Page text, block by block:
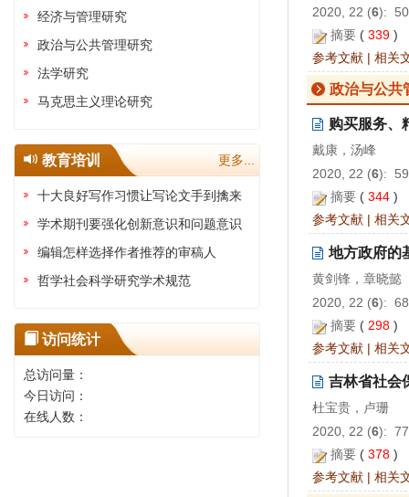
2020, 22 (6):
摘要 ( 339 )
参考文献 | 相关
政治与公共
购买服务、
戴康，汤峰
2020, 22 (6):
摘要 ( 344 )
参考文献 | 相关
地方政府的
黄剑锋，章晓懿
2020, 22 (6):
摘要 ( 298 )
参考文献 | 相关
吉林省社会
杜宝贵，卢珊
2020, 22 (6):
摘要 ( 378 )
参考文献 | 相关
经济与管理研究
政治与公共管理研究
法学研究
马克思主义理论研究
教育培训 更多...
十大良好写作习惯让写论文手到擒来
学术期刊要强化创新意识和问题意识
编辑怎样选择作者推荐的审稿人
哲学社会科学研究学术规范
访问统计
总访问量：
今日访问：
在线人数：